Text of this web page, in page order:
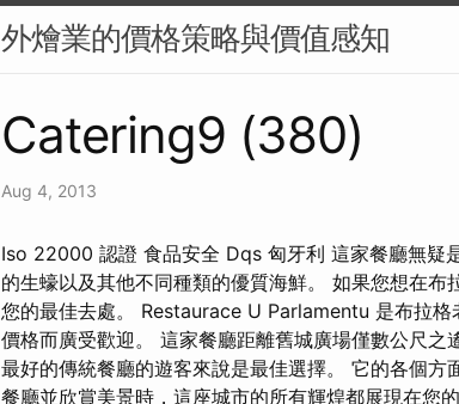
外燴業的價格策略與價值感知
Catering9 (380)
Aug 4, 2013
Iso 22000 認證 食品安全 Dqs 匈牙利 這家餐廳無疑
的生蠔以及其他不同種類的優質海鮮。 如果您想在
您的最佳去處。 Restaurace U Parlamentu 是布拉
價格而廣受歡迎。 這家餐廳距離舊城廣場僅數公尺
最好的傳統餐廳的遊客來說是最佳選擇。 它的各個
餐廳並欣賞美景時，這座城市的所有輝煌都展現在您